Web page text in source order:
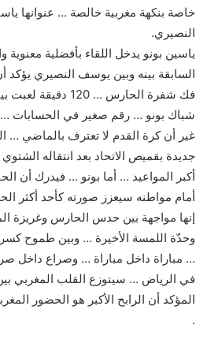
خاصة بنكهة مغربية خالصة … عنوانها
النصيري.
ياسين بونو يدخل اللقاء بأفضلية
السابقة بينه وبين يوسف النصيري يؤكد
فك شفرة الحارس … 120
شباك بونو … رقم صغير في الحسابات …
غير أن كرة القدم لا تعترف بالماضي …
جديدة بقميص الاتحاد بعد انتقاله
أكبر المواعيد … أما بونو … فيدرك أن
أمام مواطنه سيعزز صورته كأحد أكثر
إنها مواجهة بين حدس الحارس وغريزة
وحدّة اللمسة الأخيرة … وبين طموح كسر
… مباراة داخل مباراة … وصراع داخل
في الرياض … سيتوزع القلب المغربي
المؤكد أن الرابح الأكبر هو الحضور
.